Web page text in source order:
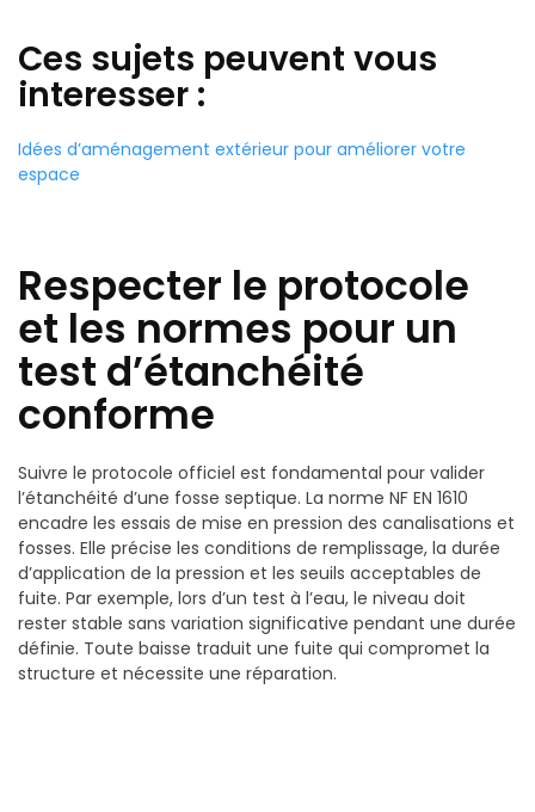
Ces sujets peuvent vous
interesser :
Idées d’aménagement extérieur pour améliorer votre
espace
Respecter le protocole
et les normes pour un
test d’étanchéité
conforme
Suivre le protocole officiel est fondamental pour valider
l’étanchéité d’une fosse septique. La norme NF EN 1610
encadre les essais de mise en pression des canalisations et
fosses. Elle précise les conditions de remplissage, la durée
d’application de la pression et les seuils acceptables de
fuite. Par exemple, lors d’un test à l’eau, le niveau doit
rester stable sans variation significative pendant une durée
définie. Toute baisse traduit une fuite qui compromet la
structure et nécessite une réparation.